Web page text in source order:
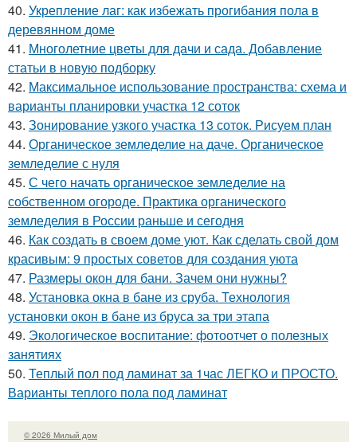
40. Укрепление лаг: как избежать прогибания пола в
деревянном доме
41. Многолетние цветы для дачи и сада. Добавление
статьи в новую подборку
42. Максимальное использование пространства: схема и
варианты планировки участка 12 соток
43. Зонирование узкого участка 13 соток. Рисуем план
44. Органическое земледелие на даче. Органическое
земледелие с нуля
45. С чего начать органическое земледелие на
собственном огороде. Практика органического
земледелия в России раньше и сегодня
46. Как создать в своем доме уют. Как сделать свой дом
красивым: 9 простых советов для создания уюта
47. Размеры окон для бани. Зачем они нужны?
48. Установка окна в бане из сруба. Технология
установки окон в бане из бруса за три этапа
49. Экологическое воспитание: фотоотчет о полезных
занятиях
50. Теплый пол под ламинат за 1час ЛЕГКО и ПРОСТО.
Варианты теплого пола под ламинат
© 2026 Милый дом